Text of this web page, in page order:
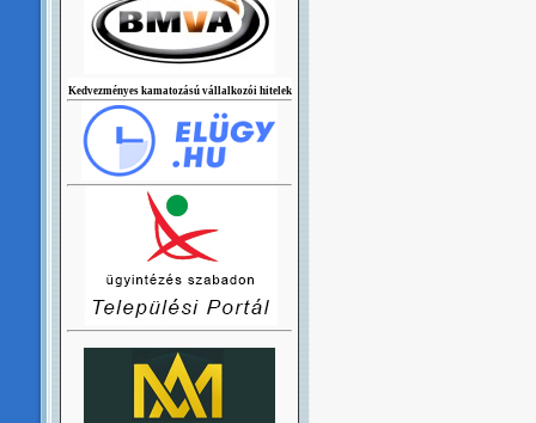
Kedvezményes kamatozású vállalkozói hitelek